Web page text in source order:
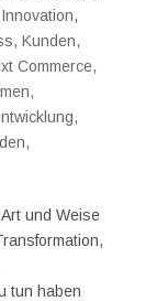
Innovation,
, Kunden,
Commerce,
,
,
,
und Weise
tun haben